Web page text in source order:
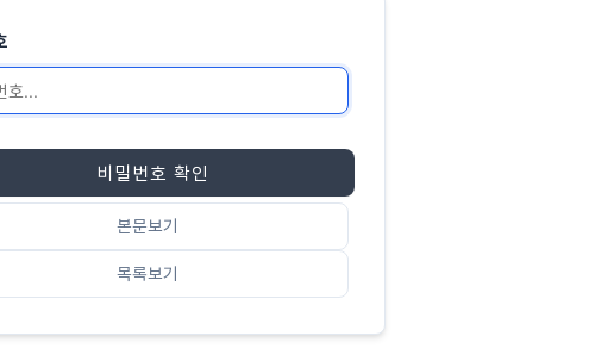
본문보기
목록보기
비밀번호 확인